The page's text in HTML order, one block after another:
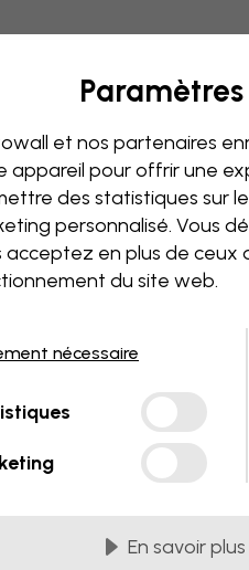
et nos partenaires
appareil pour offrir une
des statistiques sur
personnalisé. Vous
acceptez en plus de ceux
du site web.
nécessaire
En savoir